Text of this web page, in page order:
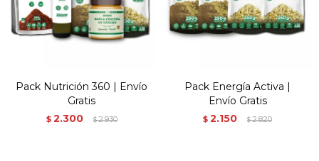
Pack Nutrición 360 | Envío
Gratis
$ 2.300 $2.930
Pack Energía Activa |
Envío Gratis
$ 2.150 $2.820